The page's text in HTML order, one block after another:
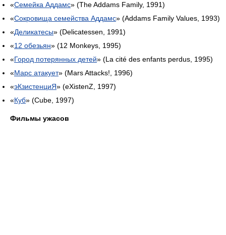
«Семейка Аддамс» (The Addams Family, 1991)
«Сокровища семейства Аддамс» (Addams Family Values, 1993)
«Деликатесы» (Delicatessen, 1991)
«12 обезьян» (12 Monkeys, 1995)
«Город потерянных детей» (La cité des enfants perdus, 1995)
«Марс атакует» (Mars Attacks!, 1996)
«эКзистенциЯ» (eXistenZ, 1997)
«Куб» (Cube, 1997)
Фильмы ужасов